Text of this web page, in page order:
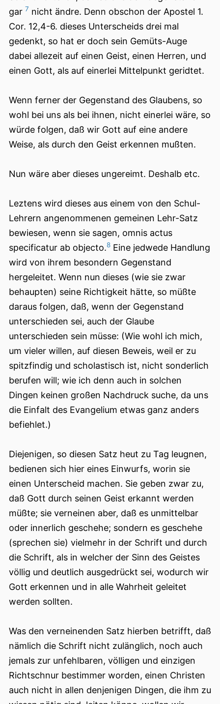
gar 7 nicht ändre. Denn obschon der Apostel 1.
Cor. 12,4-6. dieses Unterscheids drei mal
gedenkt, so hat er doch sein Gemüts-Auge
dabei allezeit auf einen Geist, einen Herren, und
einen Gott, als auf einerlei Mittelpunkt geridtet.
Wenn ferner der Gegenstand des Glaubens, so
wohl bei uns als bei ihnen, nicht einerlei wäre, so
würde folgen, daß wir Gott auf eine andere
Weise, als durch den Geist erkennen mußten.
Nun wäre aber dieses ungereimt. Deshalb etc.
Leztens wird dieses aus einem von den Schul-
Lehrern angenommenen gemeinen Lehr-Satz
bewiesen, wenn sie sagen, omnis actus
specificatur ab objecto.8 Eine jedwede Handlung
wird von ihrem besondern Gegenstand
hergeleitet. Wenn nun dieses (wie sie zwar
behaupten) seine Richtigkeit hätte, so müßte
daraus folgen, daß, wenn der Gegenstand
unterschieden sei, auch der Glaube
unterschieden sein müsse: (Wie wohl ich mich,
um vieler willen, auf diesen Beweis, weil er zu
spitzfindig und scholastisch ist, nicht sonderlich
berufen will; wie ich denn auch in solchen
Dingen keinen großen Nachdruck suche, da uns
die Einfalt des Evangelium etwas ganz anders
befiehlet.)
Diejenigen, so diesen Satz heut zu Tag leugnen,
bedienen sich hier eines Einwurfs, worin sie
einen Unterscheid machen. Sie geben zwar zu,
daß Gott durch seinen Geist erkannt werden
müßte; sie verneinen aber, daß es unmittelbar
oder innerlich geschehe; sondern es geschehe
(sprechen sie) vielmehr in der Schrift und durch
die Schrift, als in welcher der Sinn des Geistes
völlig und deutlich ausgedrückt sei, wodurch wir
Gott erkennen und in alle Wahrheit geleitet
werden sollten.
Was den verneinenden Satz hierben betrifft, daß
nämlich die Schrift nicht zulänglich, noch auch
jemals zur unfehlbaren, völligen und einzigen
Richtschnur bestimmer worden, einen Christen
auch nicht in allen denjenigen Dingen, die ihm zu